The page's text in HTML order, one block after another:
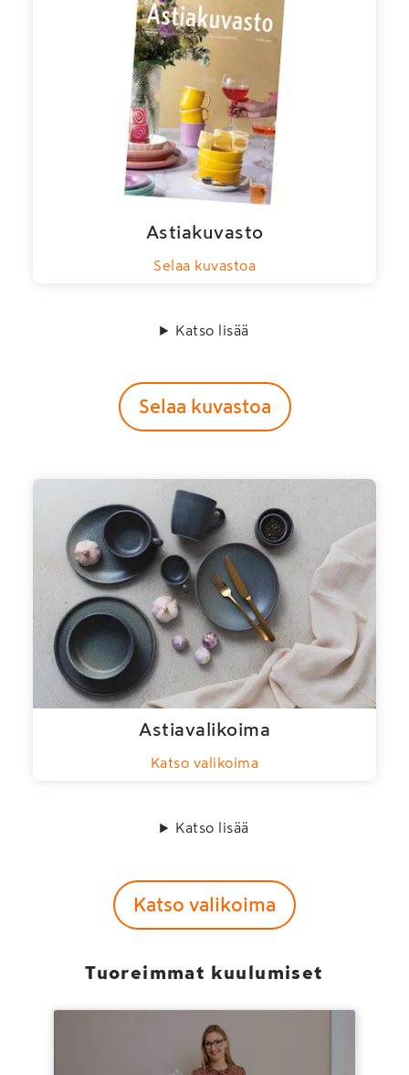
Astiakuvasto
Selaa kuvastoa
Katso lisää
Selaa kuvastoa
Astiavalikoima
Katso valikoima
Katso lisää
Katso valikoima
Tuoreimmat kuulumiset